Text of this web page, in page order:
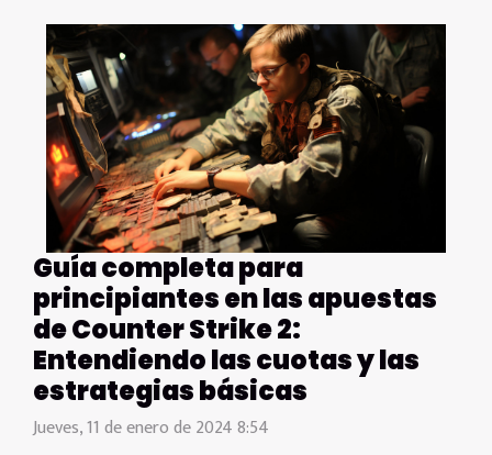
Guía completa para
principiantes en las apuestas
de Counter Strike 2:
Entendiendo las cuotas y las
estrategias básicas
Jueves, 11 de enero de 2024 8:54